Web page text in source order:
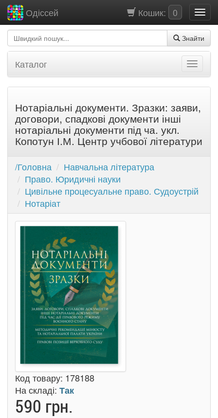
Кошик: 0
Одіссей
Знайти
Каталог
Нотаріальні документи. Зразки: заяви,
договори, спадкові документи інші
нотаріальні документи під ча. укл.
Копотун І.М. Центр учбової літератури
/Головна
Навчальна література
Право. Юридичні науки
Цивільне процесуальне право. Судоустрій
Нотаріат
Код товару: 178188
На складі: Так
590 грн.